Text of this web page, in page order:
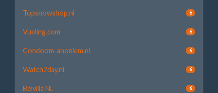
Topsnowshop.nl 6
Vueling.com 6
Condoom-anoniem.nl 6
Watch2day.nl 6
Belvilla NL 6